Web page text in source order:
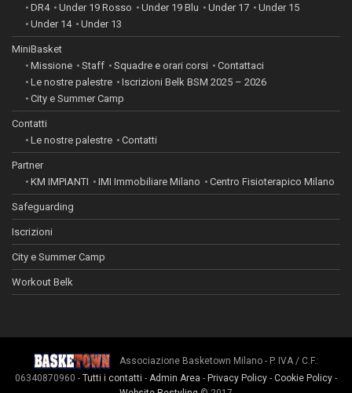
DR4
Under 19 Rosso Under 19 Blu Under 17
Under 15
Under 14
Under 13
MiniBasket
Missione
Staff Squadre e orari corsi
Contattaci
Le nostre palestre
Iscrizioni Belk BSM 2025 – 2026
City e Summer Camp
Contatti
Le nostre palestre
Contatti
Partner
KM IMPIANTI
IMI Immobiliare Milano Centro Fisioterapico Milano
Safeguarding
Iscrizioni
City e Summer Camp
Workout Belk
Associazione Basketown Milano - P. IVA / C.F.:
06340870960 - Tutti i contatti - Admin Area - Privacy Policy - Cookie Policy -